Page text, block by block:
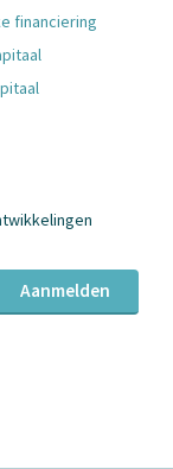
financiering
Aanmelden